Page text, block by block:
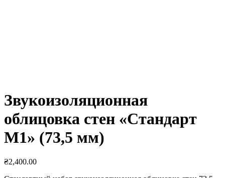
Звукоизоляционная
облицовка стен «Стандарт
М1» (73,5 мм)
₴2,400.00